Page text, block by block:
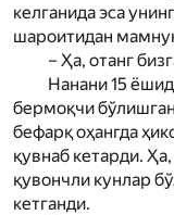
келганида эса
шароитидан
– Ҳа, отанг
Нанани 15
бермоқчи
бефарқ оҳангда
қувнаб кетарди.
қувончли кунлар
кетганди.